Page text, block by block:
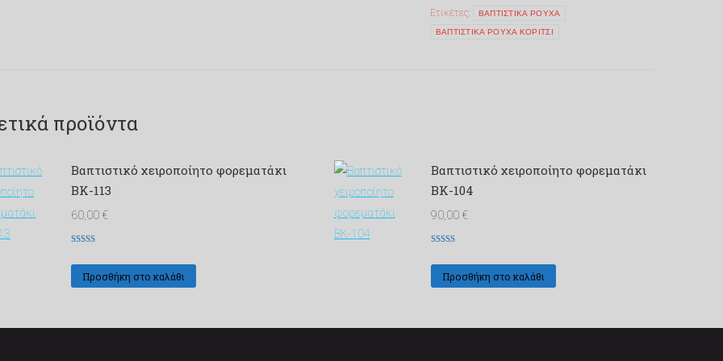
Ετικέτες: ΒΑΠΤΙΣΤΙΚΑ ΡΟΥΧΑ
ΒΑΠΤΙΣΤΙΚΑ ΡΟΥΧΑ ΚΟΡΙΤΣΙ
προϊόντα
Βαπτιστικό χειροποίητο φορεματάκι
ΒΚ-113
60,00 €
με5από 5
Προσθήκη στο καλάθι
Βαπτιστικό χειροποίητο φορεματάκι
ΒΚ-104
90,00 €
με5από 5
Προσθήκη στο καλάθι